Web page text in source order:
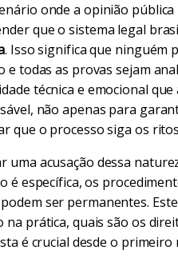
onde a opinião
que o sistema legal
. Isso significa que ninguém
e todas as provas sejam
técnica e emocional
não apenas para
que o processo siga os
uma acusação dessa
é específica, os
ser permanentes.
na prática, quais são os
é crucial desde o primeiro